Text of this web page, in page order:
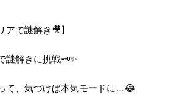
アで謎解き🎥】
謎解きに挑戦🗝️✨
て、気づけば本気モードに…😂